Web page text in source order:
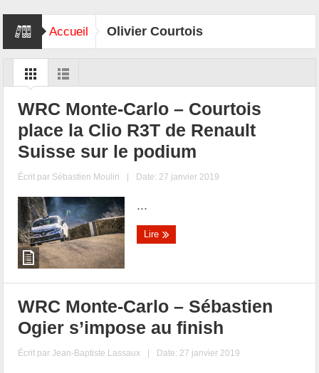
Accueil Olivier Courtois
WRC Monte-Carlo – Courtois
place la Clio R3T de Renault
Suisse sur le podium
Écrit par Sébastien Moulin | Date: 27 janvier 2019
...
Lire
WRC Monte-Carlo – Sébastien
Ogier s’impose au finish
Écrit parJean-Baptiste Lassaux | Date: 27 janvier 2019